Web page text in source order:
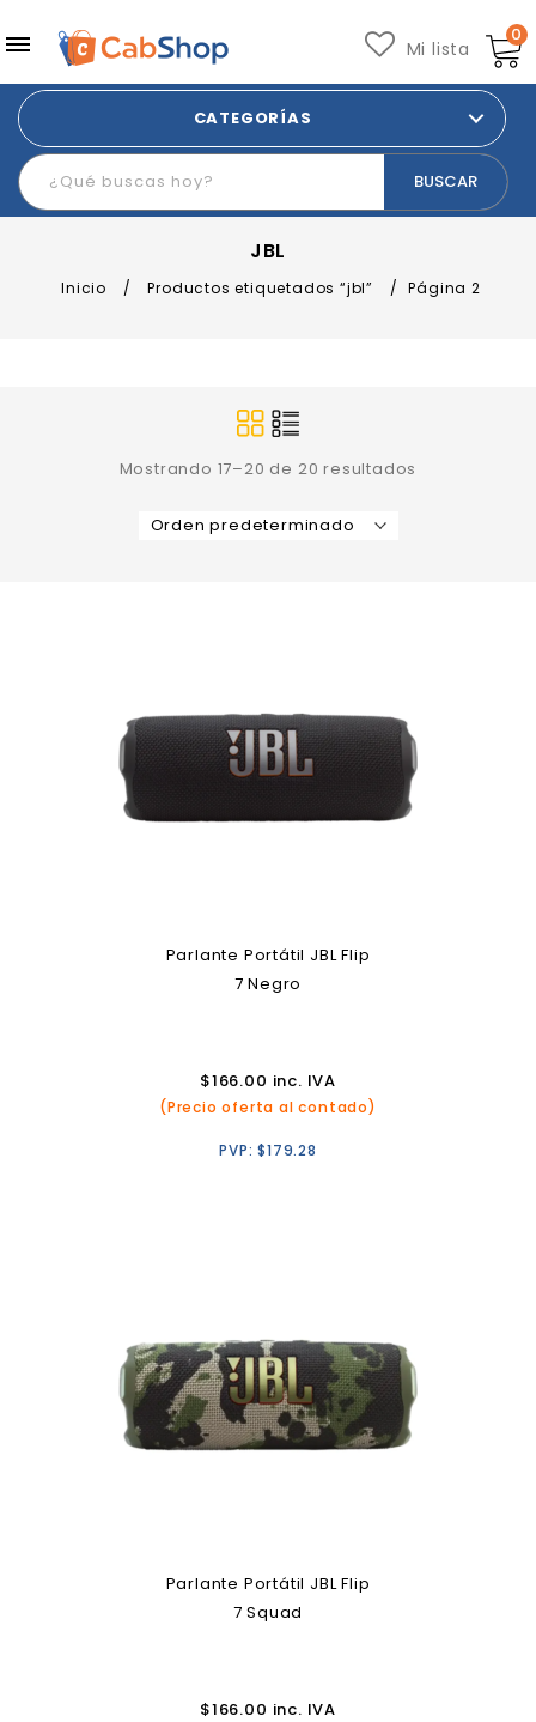
0
Mi lista
CATEGORÍAS
JBL
Inicio / Productos etiquetados “jbl” / Página 2
Mostrando 17–20 de 20 resultados
Orden predeterminado
Parlante Portátil JBL Flip
7 Negro
$166.00 inc. IVA
(Precio oferta al contado)
PVP:$179.28
Parlante Portátil JBL Flip
7 Squad
$166.00 inc. IVA